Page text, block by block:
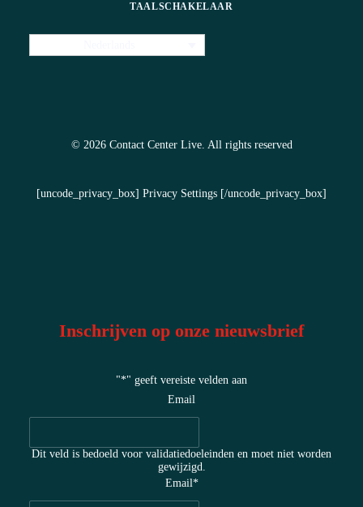
TAALSCHAKELAAR
© 2026 Contact Center Live. All rights reserved
[uncode_privacy_box] Privacy Settings [/uncode_privacy_box]
Inschrijven op onze nieuwsbrief
"*" geeft vereiste velden aan
Email
Dit veld is bedoeld voor validatiedoeleinden en moet niet worden
gewijzigd.
Email*